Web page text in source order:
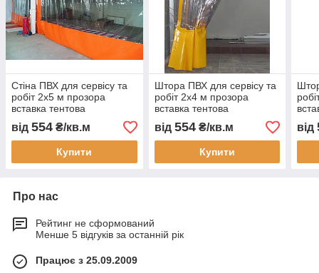
Стіна ПВХ для сервісу та
робіт 2x5 м прозора
вставка тентова
перегородка для мийки
складу цеху захист від
пилу шуму теплоізоляція
від 554 ₴/кв.м
Купити
Штора ПВХ для сервісу та
робіт 2x4 м прозора
вставка тентова
перегородка для мийки
складу цеху захист від
пилу шуму теплоізоляція
від 554₴/кв.м
Купити
від
Про нас
Рейтинг не сформований
Менше 5 відгуків за останній рік
Працює з 25.09.2009